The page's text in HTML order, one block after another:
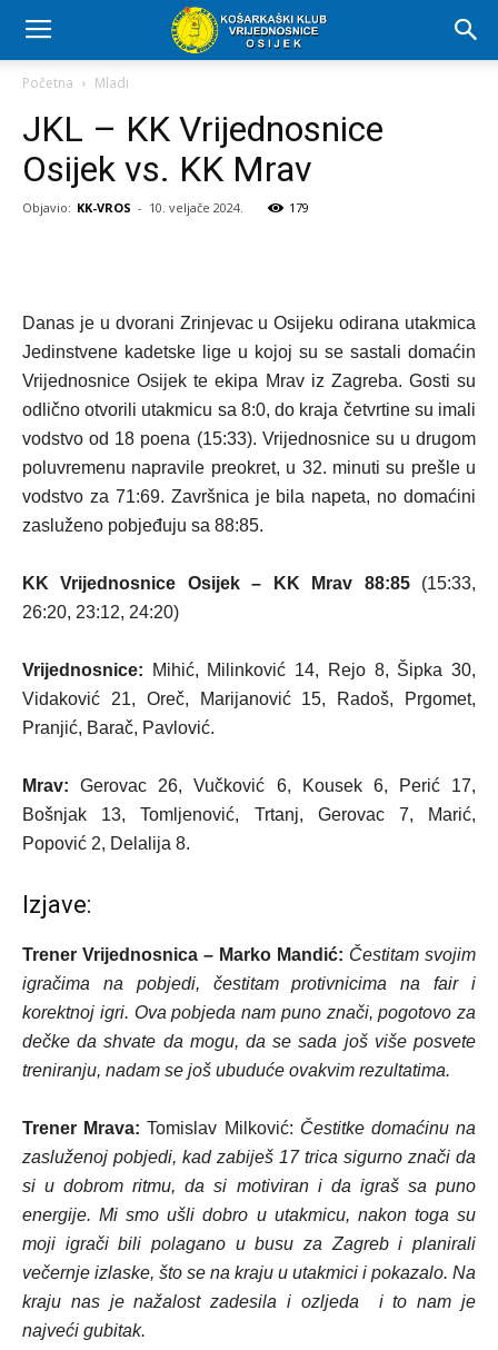
Početna Mladi
JKL – KK Vrijednosnice
Osijek vs. KK Mrav
Objavio: KK-VROS - 10. veljače 2024. 179
Danas je u dvorani Zrinjevac u Osijeku odirana utakmica
Jedinstvene kadetske lige u kojoj su se sastali domaćin
Vrijednosnice Osijek te ekipa Mrav iz Zagreba. Gosti su
odlično otvorili utakmicu sa 8:0, do kraja četvrtine su imali
vodstvo od 18 poena (15:33). Vrijednosnice su u drugom
poluvremenu napravile preokret, u 32. minuti su prešle u
vodstvo za 71:69. Završnica je bila napeta, no domaćini
zasluženo pobjeđuju sa 88:85.
KK Vrijednosnice Osijek – KK Mrav 88:85(15:33,
26:20, 23:12, 24:20)
Vrijednosnice: Mihić, Milinković 14, Rejo 8, Šipka 30,
Vidaković 21, Oreč, Marijanović 15, Radoš, Prgomet,
Pranjić, Barač, Pavlović.
Mrav: Gerovac 26, Vučković 6, Kousek 6, Perić 17,
Bošnjak 13, Tomljenović, Trtanj, Gerovac 7, Marić,
Popović 2, Delalija 8.
Izjave:
Trener Vrijednosnica – Marko Mandić: Čestitam svojim
igračima na pobjedi, čestitam protivnicima na fair i
korektnoj igri. Ova pobjeda nam puno znači, pogotovo za
dečke da shvate da mogu, da se sada još više posvete
treniranju, nadam se još ubuduće ovakvim rezultatima.
Trener Mrava: Tomislav Milković: Čestitke domaćinu na
zasluženoj pobjedi, kad zabiješ 17 trica sigurno znači da
si u dobrom ritmu, da si motiviran i da igraš sa puno
energije. Mi smo ušli dobro u utakmicu, nakon toga su
moji igrači bili polagano u busu za Zagreb i planirali
večernje izlaske, što se na kraju u utakmici i pokazalo. Na
kraju nas je nažalost zadesila i ozljeda i to nam je
najveći gubitak.